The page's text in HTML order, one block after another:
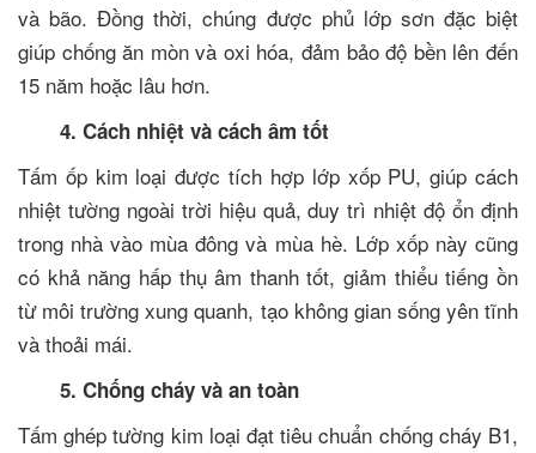
và bão. Đồng thời, chúng được phủ lớp sơn đặc biệt
giúp chống ăn mòn và oxi hóa, đảm bảo độ bền lên đến
15 năm hoặc lâu hơn.
4. Cách nhiệt và cách âm tốt
Tấm ốp kim loại được tích hợp lớp xốp PU, giúp cách
nhiệt tường ngoài trời hiệu quả, duy trì nhiệt độ ổn định
trong nhà vào mùa đông và mùa hè. Lớp xốp này cũng
có khả năng hấp thụ âm thanh tốt, giảm thiểu tiếng ồn
từ môi trường xung quanh, tạo không gian sống yên tĩnh
và thoải mái.
5. Chống cháy và an toàn
Tấm ghép tường kim loại đạt tiêu chuẩn chống cháy B1,